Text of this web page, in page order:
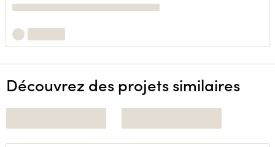
Découvrez des projets similaires